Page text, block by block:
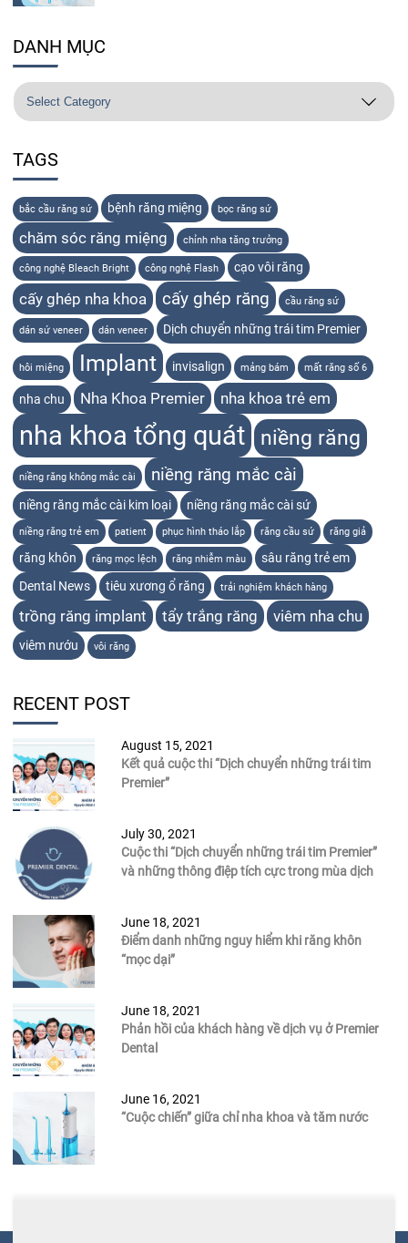
DANH MỤC
TAGS
bắc cầu răng sứ bệnh răng miệng bọc răng sứ
chăm sóc răng miệng chỉnh nha tăng trưởng
công nghệ Bleach Bright công nghệ Flash cạo vôi răng
cấy ghép nha khoa cấy ghép răng cầu răng sứ
dán sứ veneer dán veneer Dịch chuyển những trái tim Premier
hôi miệng Implant invisalign mảng bám mất răng số 6
nha chu Nha Khoa Premier nha khoa trẻ em
nha khoa tổng quát niềng răng
niềng răng không mắc cài niềng răng mắc cài
niềng răng mắc cài kim loại niềng răng mắc cài sứ
niềng răng trẻ em patient phục hình tháo lắp răng cầu sứ răng giả
răng khôn răng mọc lệch răng nhiễm màu
sâu răng trẻ em
Dental News
tiêu xương ổ răng trải nghiệm khách hàng
trồng răng implant tẩy trắng răng viêm nha chu
viêm nướu vôi răng
RECENT POST
August 15, 2021
Kết quả cuộc thi “Dịch chuyển những trái tim
Premier”
July 30, 2021
Cuộc thi “Dịch chuyển những trái tim Premier”
và những thông điệp tích cực trong mùa dịch
June 18, 2021
Điểm danh những nguy hiểm khi răng khôn
“mọc dại”
June 18, 2021
Phản hồi của khách hàng về dịch vụ ở Premier
Dental
June 16, 2021
“Cuộc chiến” giữa chỉ nha khoa và tăm nước